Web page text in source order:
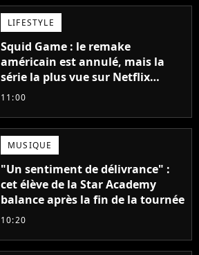
LIFESTYLE
Squid Game : le remake
américain est annulé, mais la
série la plus vue sur Netflix
pourrait avoir une version
11:00
MUSIQUE
"Un sentiment de délivrance" :
cet élève de la Star Academy
balance après la fin de la tournée
10:20